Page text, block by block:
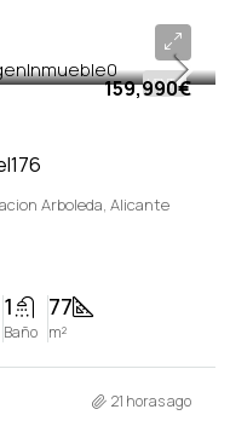
VENTA
159,990€
Arboleda, Alicante
1
Baño
77
m²
21 horas ago